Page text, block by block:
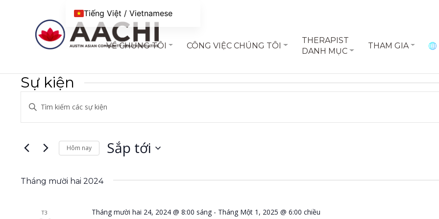
VỀ CHÚNG TÔI CÔNG VIỆC CHÚNG TÔI
THERAPIST
DANH MỤC
THAM GIA
Sự kiện
Điều
hướng
độ
và
Nhập
Tìm
kiếm
kiện
Hôm nay Sắp tới
Tháng mười hai 2024
T3 Tháng mười hai 24, 2024 @ 8:00 sáng - Tháng Một 1, 2025 @ 6:00 chiều
Tiếng Việt / Vietnamese